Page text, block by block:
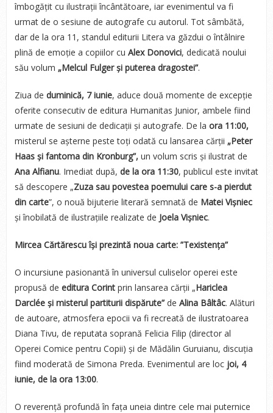
îmbogățit cu ilustrații încântătoare, iar evenimentul va fi
urmat de o sesiune de autografe cu autorul. Tot sâmbătă,
dar de la ora 11, standul editurii Litera va găzdui o întâlnire
plină de emoție a copiilor cu Alex Donovici, dedicată noului
său volum „Melcul Fulger și puterea dragostei”.
Ziua de duminică, 7 iunie, aduce două momente de excepție
oferite consecutiv de editura Humanitas Junior, ambele fiind
urmate de sesiuni de dedicații și autografe. De la ora 11:00,
misterul se așterne peste toți odată cu lansarea cărții „Peter
Haas și fantoma din Kronburg”, un volum scris și ilustrat de
Ana Alfianu. Imediat după, de la ora 11:30, publicul este invitat
să descopere „Zuza sau povestea poemului care s-a pierdut
din carte”, o nouă bijuterie literară semnată de Matei Vișniec
și înobilată de ilustrațiile realizate de Joela Vișniec.
Mircea Cărtărescu își prezintă noua carte: ”Texistența”
O incursiune pasionantă în universul culiselor operei este
propusă de editura Corintprin lansarea cărții „Hariclea
Darclée și misterul partiturii dispărute”de Alina Bâltâc. Alături
de autoare, atmosfera epocii va fi recreată de ilustratoarea
Diana Tivu, de reputata soprană Felicia Filip (director al
Operei Comice pentru Copii) și de Mădălin Guruianu, discuția
fiind moderată de Simona Preda. Evenimentul are loc joi, 4
iunie, de la ora 13:00.
O reverență profundă în fața uneia dintre cele mai puternice